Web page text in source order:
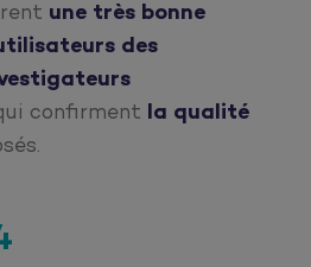
une très bonne
des
confirment
la qualité